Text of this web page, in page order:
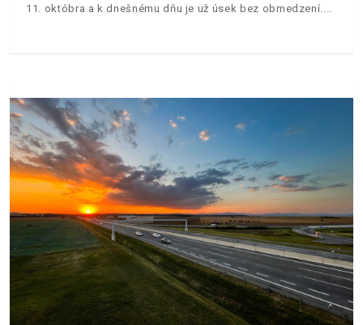
11. októbra a k dnešnému dňu je už úsek bez obmedzení.